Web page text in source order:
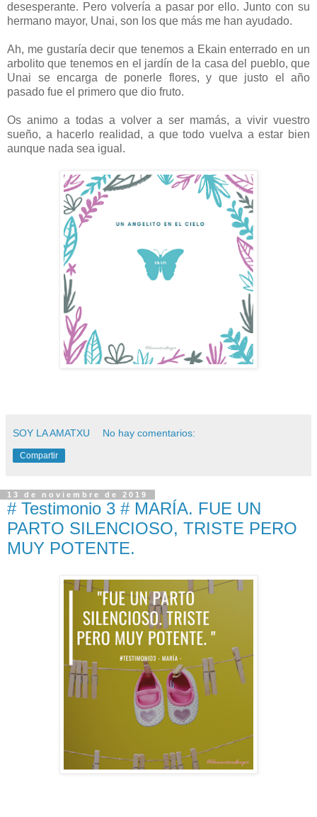
desesperante. Pero volvería a pasar por ello.Junto con su
hermano mayor, Unai, son los que más me han ayudado.
Ah, me gustaría decir que tenemos a Ekain enterrado en un
arbolito que tenemos en el jardín de la casa del pueblo, que
Unai se encarga de ponerle flores, y que justo el año
pasado fue el primero que dio fruto.
Os animo a todas a volver a ser mamás, a vivir vuestro
sueño, a hacerlo realidad, a que todo vuelva a estar bien
aunque nada sea igual.
SOY LA AMATXU No hay comentarios:
Compartir
13 de noviembre de 2019
# Testimonio 3 # MARÍA. FUE UN
PARTO SILENCIOSO, TRISTE PERO
MUY POTENTE.